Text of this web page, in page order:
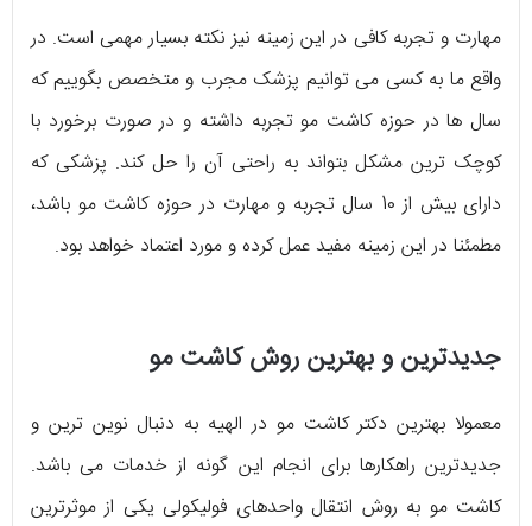
مهارت و تجربه‌ کافی در این زمینه نیز نکته‌ بسیار مهمی است. در
واقع ما به کسی می‌ توانیم پزشک مجرب و متخصص بگوییم که
سال‌ ها در حوزه‌ کاشت مو تجربه داشته و در صورت برخورد با
کوچک ترین مشکل بتواند به راحتی آن را حل کند. پزشکی که
دارای بیش از 10 سال تجربه و مهارت در حوزه‌ کاشت مو باشد،
مطمئنا در این زمینه مفید عمل کرده و مورد اعتماد خواهد بود.
جدیدترین و بهترین روش کاشت مو
معمولا بهترین دکتر کاشت مو در الهیه به دنبال نوین‌ ترین و
جدیدترین راهکارها برای انجام این گونه از خدمات می‌ باشد.
کاشت مو به روش انتقال واحدهای فولیکولی یکی از موثرترین